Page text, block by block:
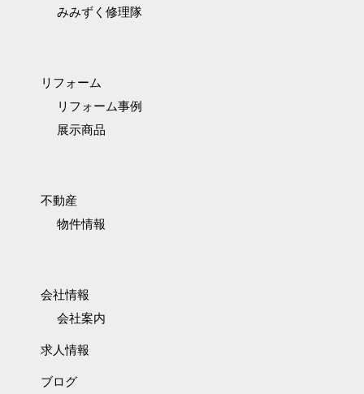
みみずく修理隊
リフォーム
リフォーム事例
展示商品
不動産
物件情報
会社情報
会社案内
求人情報
ブログ